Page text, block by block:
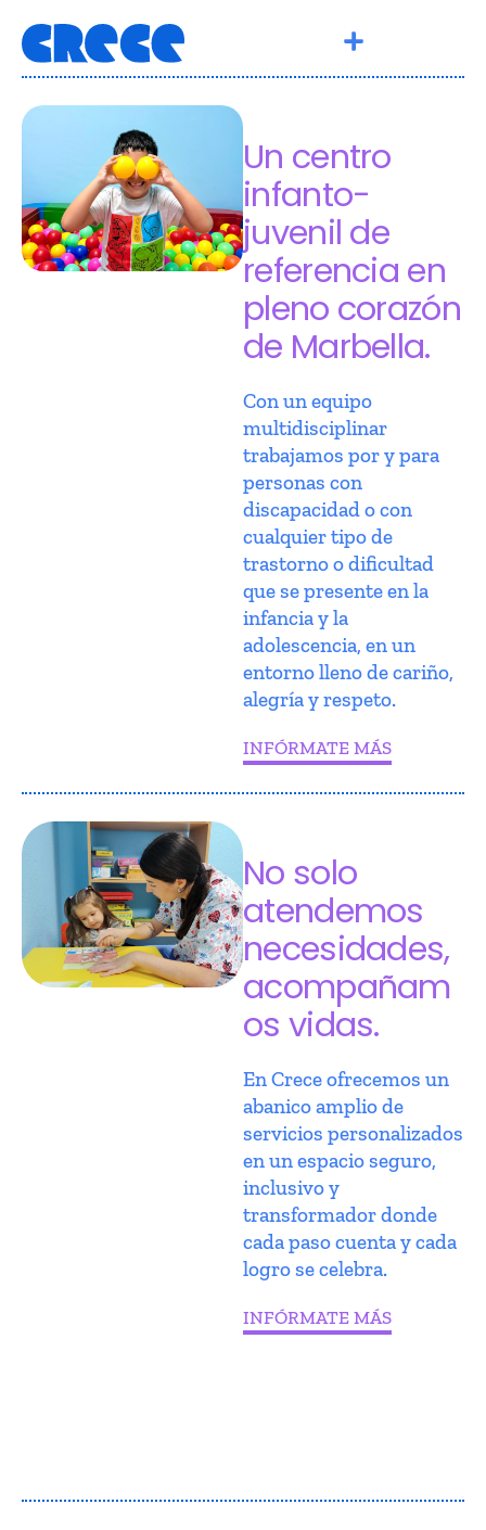
Un centro
infanto-
juvenil de
referencia en
pleno corazón
de Marbella.
Con un equipo
multidisciplinar
trabajamos por y para
personas con
discapacidad o con
cualquier tipo de
trastorno o dificultad
que se presente en la
infancia y la
adolescencia, en un
entorno lleno de cariño,
alegría y respeto.
INFÓRMATE MÁS
No solo
atendemos
necesidades,
acompañam
os vidas.
En Crece ofrecemos un
abanico amplio de
servicios personalizados
en un espacio seguro,
inclusivo y
transformador donde
cada paso cuenta y cada
logro se celebra.
INFÓRMATE MÁS